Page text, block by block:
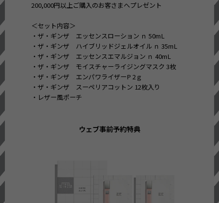
200,000円以上ご購入のお客さまへプレゼント
＜セット内容＞
・ザ・ギンザ エッセンスローション ｎ 50mL
・ザ・ギンザ ハイブリッドジェルオイル ｎ 35mL
・ザ・ギンザ エッセンスエマルジョン ｎ 40mL
・ザ・ギンザ モイスチャーライジングマスク 3枚
・ザ・ギンザ エンパワライザーP 2ｇ
・ザ・ギンザ スーペリアコットン 12枚入り
・レザー風ポーチ
ウェブ事前予約特典